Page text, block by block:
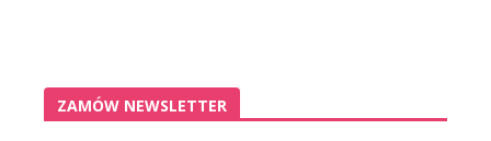
ZAMÓW NEWSLETTER